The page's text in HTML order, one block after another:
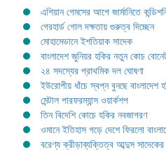
এশিয়ান গেমসের আগে জার্মানিতে
গেরহার্ড গোল দক্ষতায় গুরুত্ব দিচ্ছেন
মোহামেডানে ইশতিয়াক সাদেক
বাংলাদেশ জুনিয়র হকির নতুন কোচ
২৪ সদস্যের প্রাথমিক দল ঘোষণা
ইউরোপীয় ধাঁচে স্বপ্ন বুনছে বাংলাদেশ
মেন্টাল পারফরম্যান্স ওয়ার্কশপ
তিন বিদেশি কোচে হকির নবজাগরণ
ওমানে ইতিহাস গড়ে দেশে ফিরলো
বরেণ্য ক্রীড়াব্যক্তিত্ব আব্দুস